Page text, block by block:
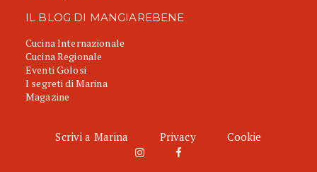
IL BLOG DI MANGIAREBENE
Cucina Internazionale
Cucina Regionale
Eventi Golosi
I segreti di Marina
Magazine
Scrivi a Marina Privacy Cookie